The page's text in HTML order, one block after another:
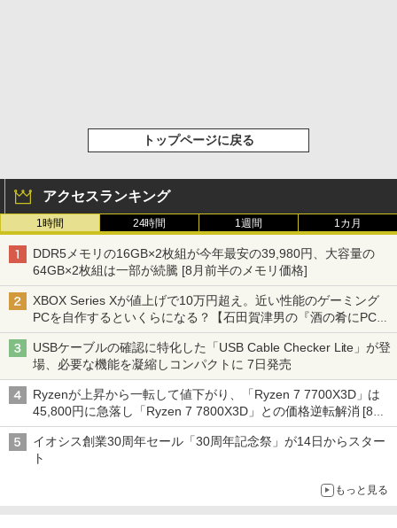
トップページに戻る
アクセスランキング
1時間 24時間 1週間 1カ月
DDR5メモリの16GB×2枚組が今年最安の39,980円、大容量の
64GB×2枚組は一部が続騰 [8月前半のメモリ価格]
XBOX Series Xが値上げで10万円超え。近い性能のゲーミング
PCを自作するといくらになる？【石田賀津男の『酒の肴にPCゲ
ーム』】
USBケーブルの確認に特化した「USB Cable Checker Lite」が登
場、必要な機能を凝縮しコンパクトに 7日発売
Ryzenが上昇から一転して値下がり、「Ryzen 7 7700X3D」は
45,800円に急落し「Ryzen 7 7800X3D」との価格逆転解消 [8月
前半のCPU価格]
イオシス創業30周年セール「30周年記念祭」が14日からスター
ト
もっと見る